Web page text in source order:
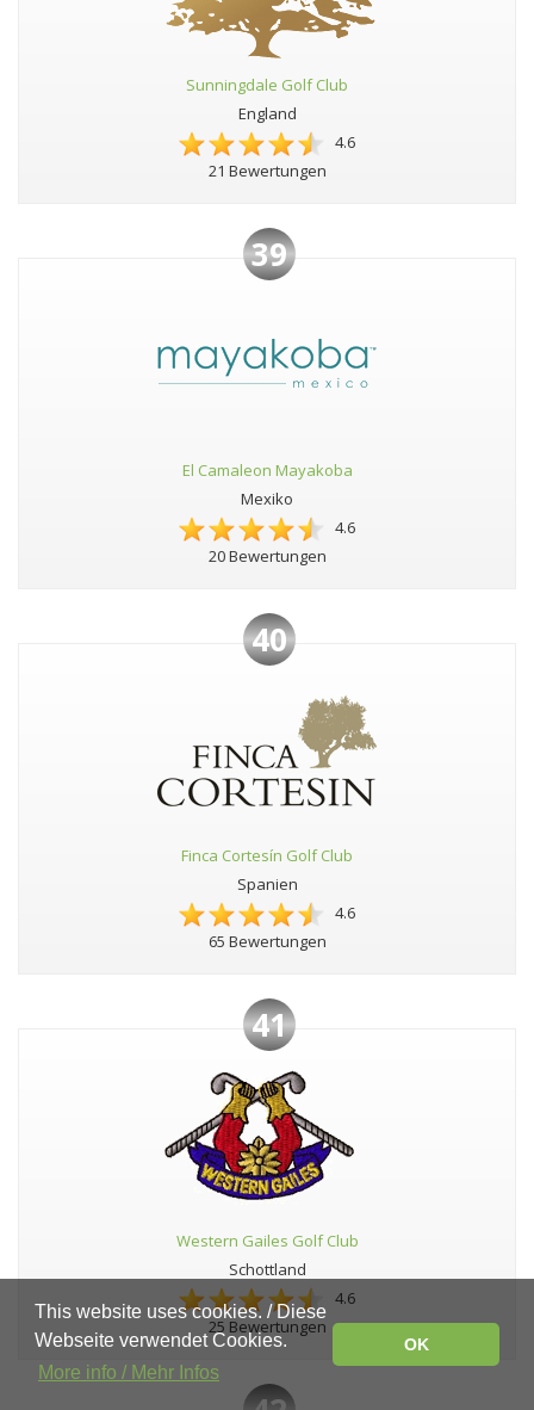
Sunningdale Golf Club
England
4.6
21 Bewertungen
39
El Camaleon Mayakoba
Mexiko
4.6
20 Bewertungen
40
Finca Cortesín Golf Club
Spanien
4.6
65 Bewertungen
41
Western Gailes Golf Club
Schottland
4.6
25 Bewertungen
This website uses cookies. / Diese
Webseite verwendet Cookies.
More info / Mehr Infos
OK